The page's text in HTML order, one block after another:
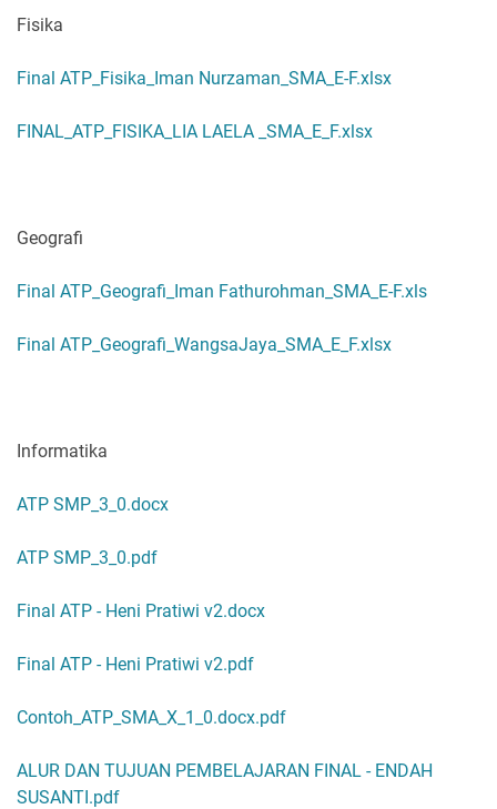
Fisika
Final ATP_Fisika_Iman Nurzaman_SMA_E-F.xlsx
FINAL_ATP_FISIKA_LIA LAELA _SMA_E_F.xlsx
Geografi
Final ATP_Geografi_Iman Fathurohman_SMA_E-F.xls
Final ATP_Geografi_WangsaJaya_SMA_E_F.xlsx
Informatika
ATP SMP_3_0.docx
ATP SMP_3_0.pdf
Final ATP - Heni Pratiwi v2.docx
Final ATP - Heni Pratiwi v2.pdf
Contoh_ATP_SMA_X_1_0.docx.pdf
ALUR DAN TUJUAN PEMBELAJARAN FINAL - ENDAH
SUSANTI.pdf